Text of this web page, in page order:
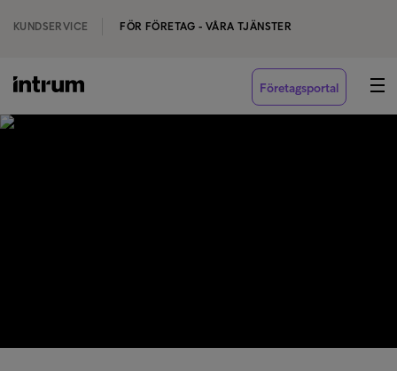
KUNDSERVICE FÖR FÖRETAG - VÅRA TJÄNSTER
Företagsportal